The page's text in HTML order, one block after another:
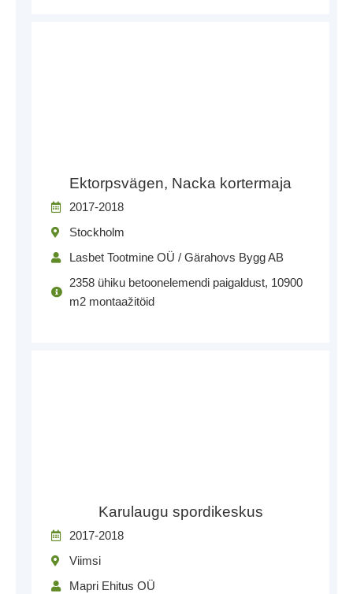
Ektorpsvägen, Nacka kortermaja
2017-2018
Stockholm
Lasbet Tootmine OÜ / Gärahovs Bygg AB
2358 ühiku betoonelemendi paigaldust, 10900
m2 montaažitöid
Karulaugu spordikeskus
2017-2018
Viimsi
Mapri Ehitus OÜ